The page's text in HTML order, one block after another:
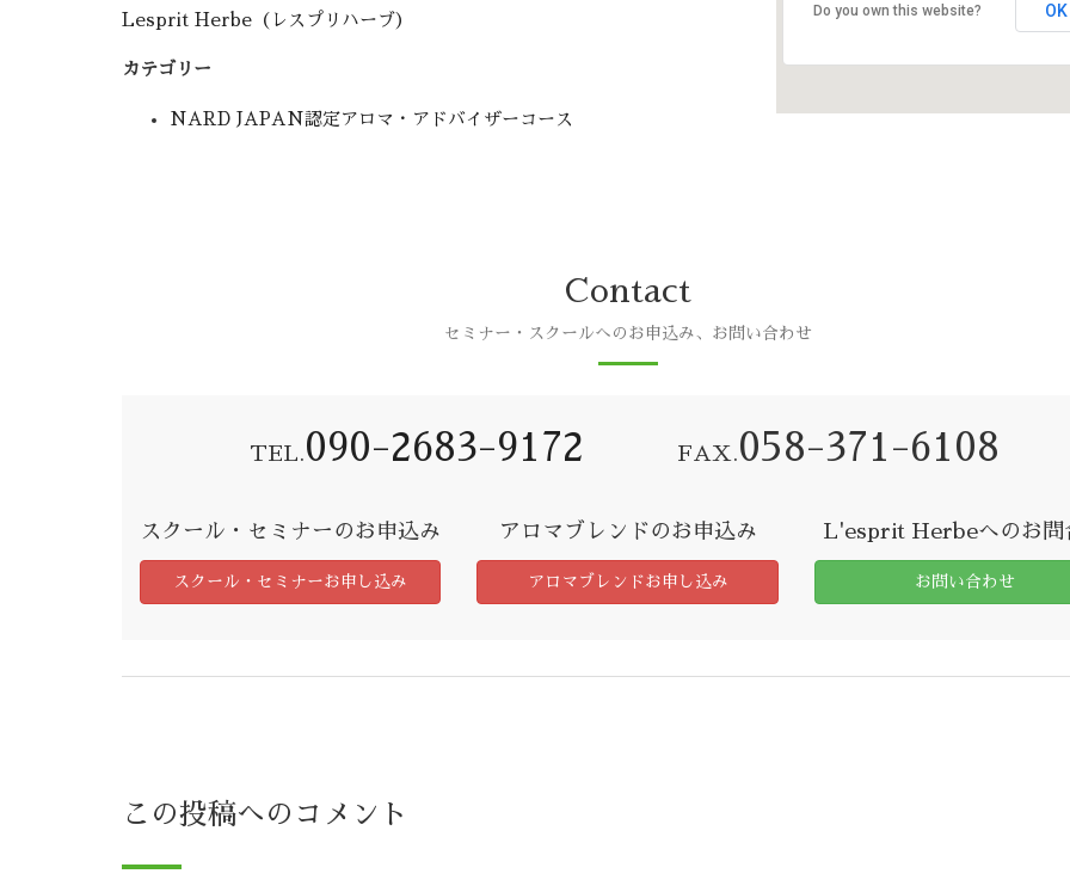
Do you own this website? OK
Lesprit Herbe（レスプリハーブ）
カテゴリー
NARD JAPAN認定アロマ・アドバイザーコース
Contact
セミナー・スクールへのお申込み、お問い合わせ
TEL.090-2683-9172 FAX.058-371-6108
スクール・セミナーのお申込み
スクール・セミナーお申し込み
アロマブレンドのお申込み
アロマブレンドお申し込み
L'esprit Herbeへのお問
お問い合わせ
この投稿へのコメント